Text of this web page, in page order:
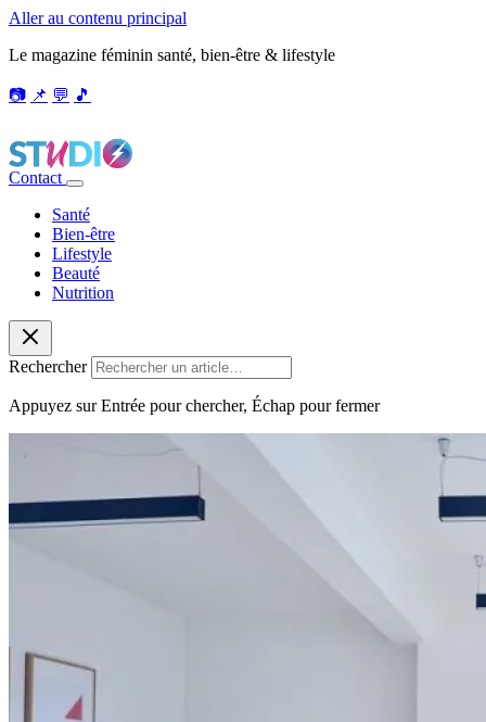
Aller au contenu principal
Le magazine féminin santé, bien-être & lifestyle
📷 📌 💬 🎵
Contact
Santé
Bien-être
Lifestyle
Beauté
Nutrition
Rechercher
Appuyez sur Entrée pour chercher, Échap pour fermer